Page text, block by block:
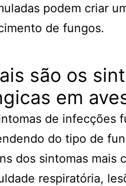
podem criar
de fungos.
são os
em
de infecções
do tipo de
dos sintomas mais
respiratória,